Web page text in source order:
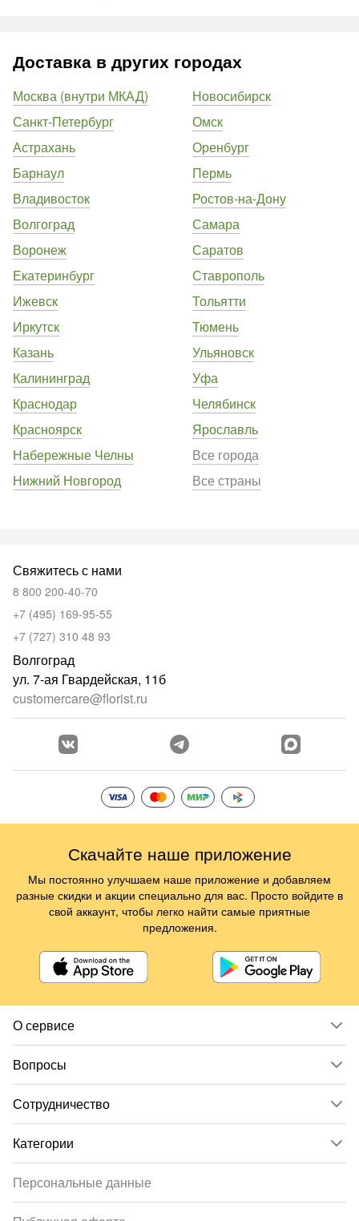
Доставка в других городах
Москва (внутри МКАД)
Санкт-Петербург
Астрахань
Барнаул
Владивосток
Волгоград
Воронеж
Екатеринбург
Ижевск
Иркутск
Казань
Калининград
Краснодар
Красноярск
Набережные Челны
Нижний Новгород
Новосибирск
Омск
Оренбург
Пермь
Ростов-на-Дону
Самара
Саратов
Ставрополь
Тольятти
Тюмень
Ульяновск
Уфа
Челябинск
Ярославль
Все города
Все страны
О сервисе
Вопросы
Сотрудничество
Категории
Свяжитесь с нами
8 800 200-40-70
+7 (495) 169-95-55
+7 (727) 310 48 93
Волгоград
ул. 7-ая Гвардейская, 11б
customercare@florist.ru
Персональные данные
Скачайте наше приложение
Мы постоянно улучшаем наше приложение и добавляем
разные скидки и акции специально для вас. Просто войдите в
свой аккаунт, чтобы легко найти самые приятные
предложения.